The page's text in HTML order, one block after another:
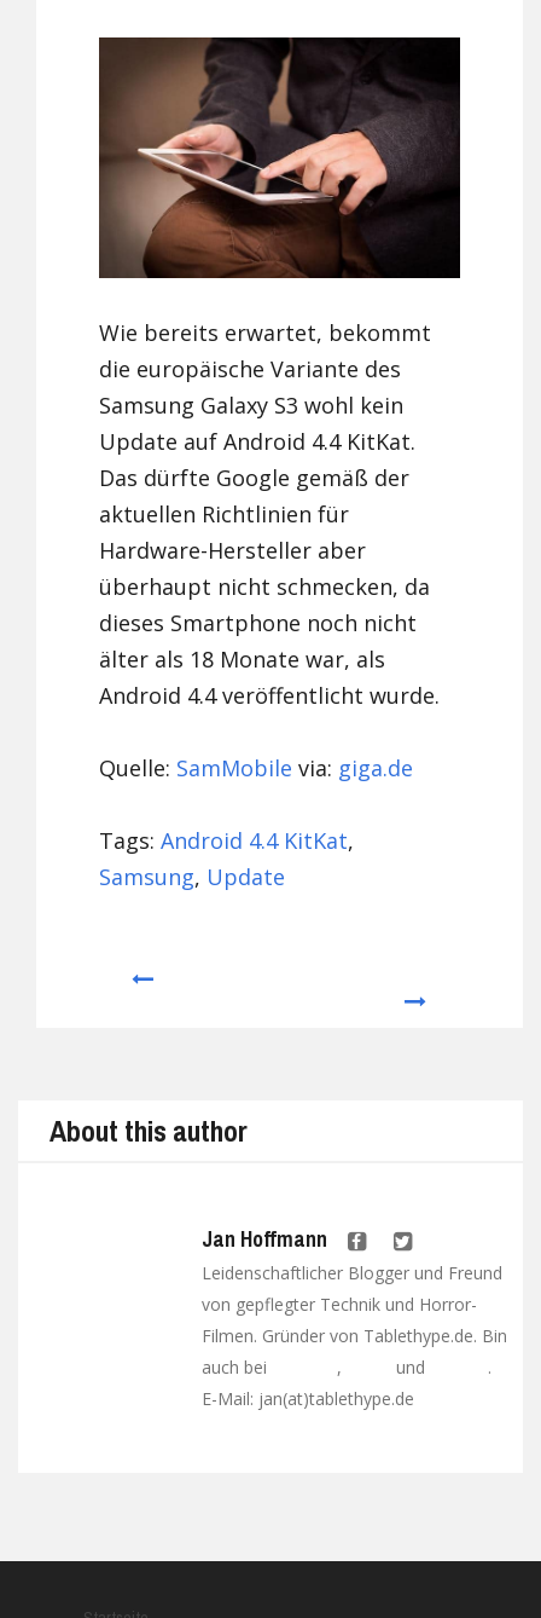
Wie bereits erwartet, bekommt
die europäische Variante des
Samsung Galaxy S3 wohl kein
Update auf Android 4.4 KitKat.
Das dürfte Google gemäß der
aktuellen Richtlinien für
Hardware-Hersteller aber
überhaupt nicht schmecken, da
dieses Smartphone noch nicht
älter als 18 Monate war, als
Android 4.4 veröffentlicht wurde.
Quelle: SamMobile via: giga.de
Tags:Android 4.4 KitKat,
Samsung, Update
About this author
Jan Hoffmann
Leidenschaftlicher Blogger und Freund
von gepflegter Technik und Horror-
Filmen. Gründer von Tablethype.de. Bin
auch bei
, und
.
E-Mail: jan(at)tablethype.de